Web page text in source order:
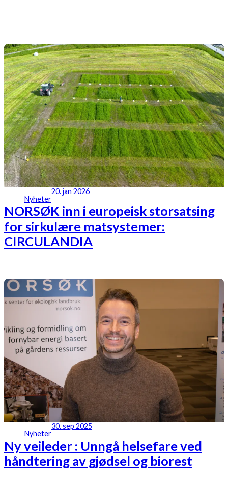
Nyheter
20. jan 2026
NORSØK inn i europeisk storsatsing
for sirkulære matsystemer:
CIRCULANDIA
Nyheter
30. sep 2025
Ny veileder : Unngå helsefare ved
håndtering av gjødsel og biorest